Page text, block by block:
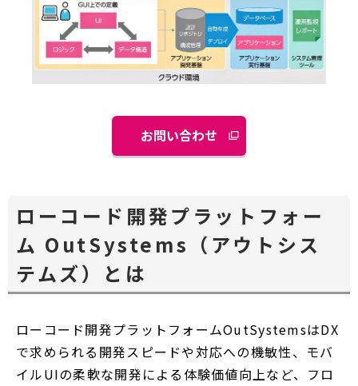
お問い合わせ 別
ウ
ド
ウ
く
ローコード開発プラットフォー
ム OutSystems（アウトシス
テムズ）とは
ローコード開発プラットフォームOutSystemsはDX
で求められる開発スピードや対応への機敏性、モバ
イルUIの柔軟な開発による体験価値向上など、フロ